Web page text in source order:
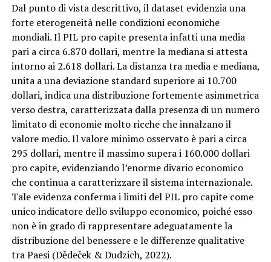
Dal punto di vista descrittivo, il dataset evidenzia una
forte eterogeneità nelle condizioni economiche
mondiali. Il PIL pro capite presenta infatti una media
pari a circa 6.870 dollari, mentre la mediana si attesta
intorno ai 2.618 dollari. La distanza tra media e mediana,
unita a una deviazione standard superiore ai 10.700
dollari, indica una distribuzione fortemente asimmetrica
verso destra, caratterizzata dalla presenza di un numero
limitato di economie molto ricche che innalzano il
valore medio. Il valore minimo osservato è pari a circa
295 dollari, mentre il massimo supera i 160.000 dollari
pro capite, evidenziando l’enorme divario economico
che continua a caratterizzare il sistema internazionale.
Tale evidenza conferma i limiti del PIL pro capite come
unico indicatore dello sviluppo economico, poiché esso
non è in grado di rappresentare adeguatamente la
distribuzione del benessere e le differenze qualitative
tra Paesi (Dědeček & Dudzich, 2022).